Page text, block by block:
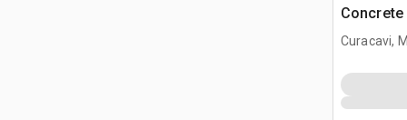
Concrete
Curacavi,